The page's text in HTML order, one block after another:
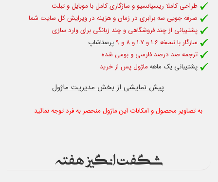
طراحی کاملا ریسپانسیو و سازگاری کامل با موبایل و تبلت
صرفه جویی سه برابری در زمان و هزینه در ویرایش کل سایت شما
پشتیبانی از چند فروشگاهی و چند زبانگی برای وارد سازی
سازگار با نسخه 1.6 و 1.7 و 8 و 9
پرستاشاپ
ترجمه صد درصد فارسی و بومی شده
پشتیبانی یک ماههماژول پس از خرید
پیش نمایشی از بخش مدیریت ماژول
به تصاویر محصول و امکانات این ماژول منحصر به فرد توجه نمائید
شگفت انگیز هفته